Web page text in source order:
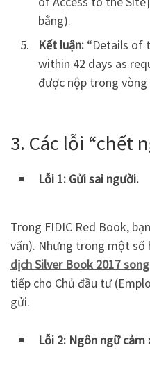
bằng).
Kết luận: “Details of
within 42 days as
được nộp trong
3. Các lỗi “chết
Lỗi 1: Gửi sai người.
Trong FIDIC Red Book,
vấn). Nhưng trong một số
dịch Silver Book 2017
tiếp cho Chủ đầu tư
gửi.
Lỗi 2: Ngôn ngữ cảm